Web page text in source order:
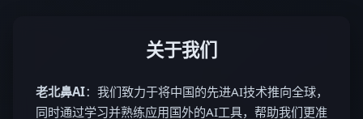
关于我们
老北鼻AI：我们致力于将中国的先进AI技术推向全球，
同时通过学习并熟练应用国外的AI工具，帮助我们更准